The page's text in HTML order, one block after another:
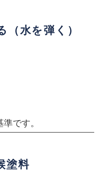
水を弾く）
です。
塗料